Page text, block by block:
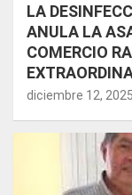
LA
ANULA LA
COMERCIO
diciembre 12, 2025